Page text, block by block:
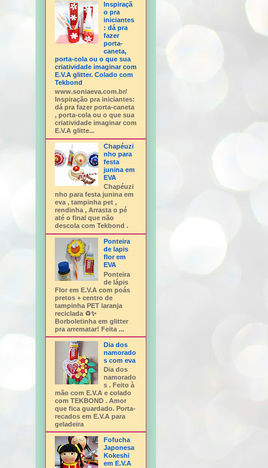
Inspiraçã
o pra
iniciantes
: dá pra
fazer
porta-
caneta,
porta-cola ou o que sua
criatividade imaginar com
E.V.A glitter. Colado com
Tekbond
www.soniaeva.com.br/
Inspiração pra iniciantes:
dá pra fazer porta-caneta
, porta-cola ou o que sua
criatividade imaginar com
E.V.A glitte...
Chapéuzi
nho para
festa
junina em
EVA
Chapéuzi
nho para festa junina em
eva , tampinha pet ,
rendinha , Arrasta o pé
até o final que não
descola com Tekbond .
Ponteira
de lapis
flor em
EVA
Ponteira
de lápis
Flor em E.V.A com poás
pretos + centro de
tampinha PET laranja
reciclada ♻️✨
Borboletinha em glitter
pra arrematar! Feita ...
Dia dos
namorado
s com eva
Dia dos
namorado
s . Feito à
mão com E.V.A e colado
com TEKBOND . Amor
que fica guardado. Porta-
recados em E.V.A para
geladeira
Fofucha
Japonesa
Kokeshi
em E.V.A